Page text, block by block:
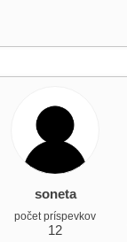
soneta
počet príspevkov
12